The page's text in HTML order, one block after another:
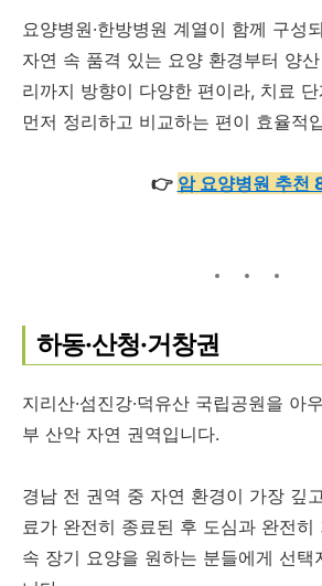
요양병원·한방병원 계열이 함께 구성
자연 속 품격 있는 요양 환경부터 양
리까지 방향이 다양한 편이라, 치료
먼저 정리하고 비교하는 편이 효율적
👉 암 요양병원 추천
하동·산청·거창권
지리산·섬진강·덕유산 국립공원을 아
부 산악 자연 권역입니다.
경남 전 권역 중 자연 환경이 가장 깊
료가 완전히 종료된 후 도심과 완전히
속 장기 요양을 원하는 분들에게 선택